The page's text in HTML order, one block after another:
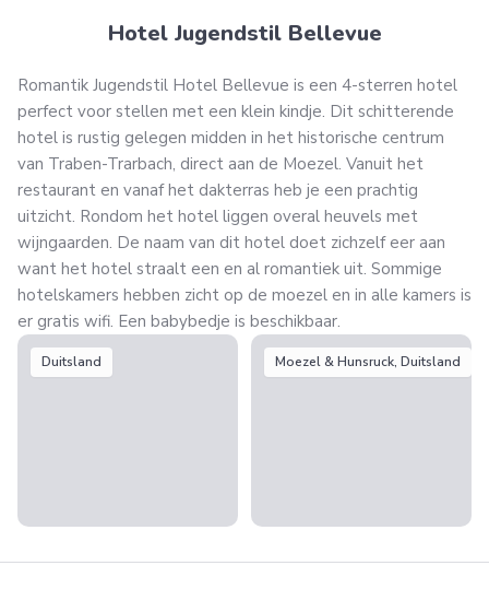
Hotel Jugendstil Bellevue
Romantik Jugendstil Hotel Bellevue is een 4-sterren hotel
perfect voor stellen met een klein kindje. Dit schitterende
hotel is rustig gelegen midden in het historische centrum
van Traben-Trarbach, direct aan de Moezel. Vanuit het
restaurant en vanaf het dakterras heb je een prachtig
uitzicht. Rondom het hotel liggen overal heuvels met
wijngaarden. De naam van dit hotel doet zichzelf eer aan
want het hotel straalt een en al romantiek uit. Sommige
hotelskamers hebben zicht op de moezel en in alle kamers is
er gratis wifi. Een babybedje is beschikbaar.
Duitsland Moezel & Hunsruck, Duitsland